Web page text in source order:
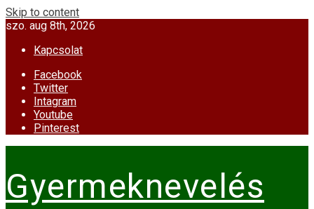
Skip to content
szo. aug 8th, 2026
Kapcsolat
Facebook
Twitter
Intagram
Youtube
Pinterest
Gyermeknevelés